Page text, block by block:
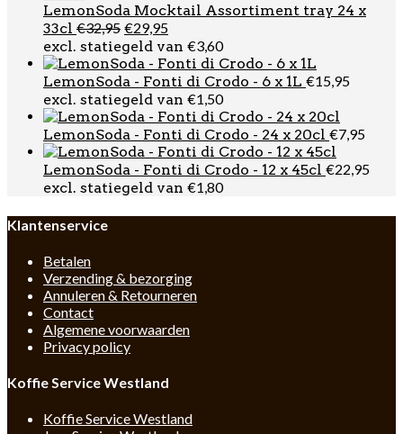
LemonSoda Mocktail Assortiment tray 24 x
33cl €32,95 Oorspronkelijke
prijs
was:
€32,95.
€29,95Huidige
prijs
is:
€29,95.
excl. statiegeld van €3,60
LemonSoda - Fonti di Crodo - 6 x 1L €15,95
excl. statiegeld van €1,50
LemonSoda - Fonti di Crodo - 24 x 20cl €7,95
LemonSoda - Fonti di Crodo - 12 x 45cl €22,95
excl. statiegeld van €1,80
Klantenservice
Betalen
Verzending & bezorging
Annuleren & Retourneren
Contact
Algemene voorwaarden
Privacy policy
Koffie Service Westland
Koffie Service Westland